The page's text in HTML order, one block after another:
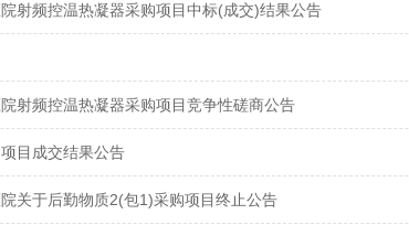
射频控温热凝器采购项目中标(成交)结果公告
射频控温热凝器采购项目竞争性磋商公告
目成交结果公告
关于后勤物质2(包1)采购项目终止公告